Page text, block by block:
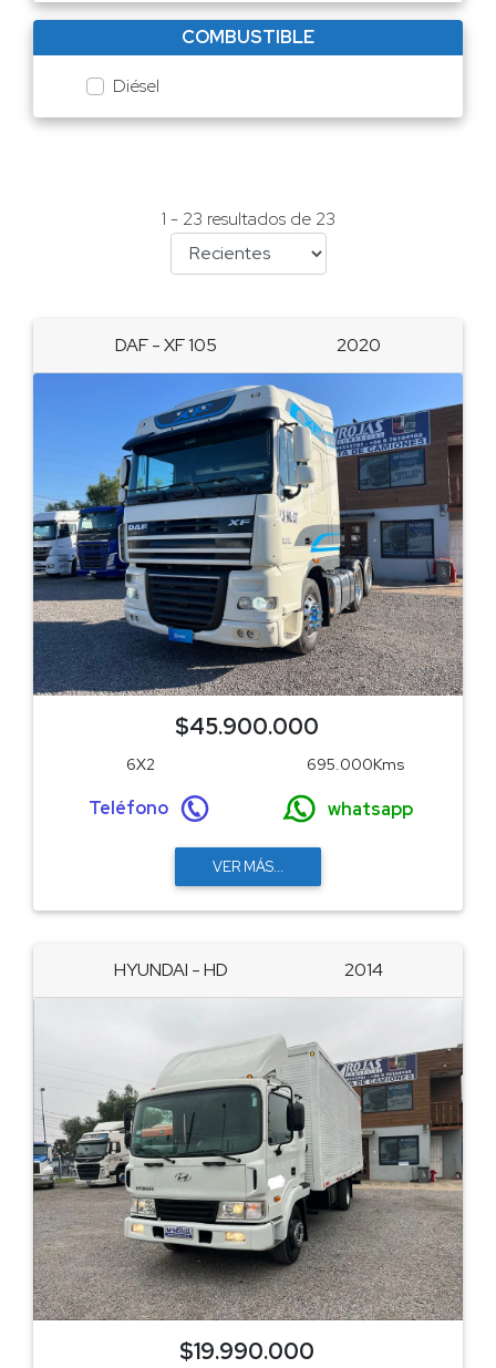
COMBUSTIBLE
Diésel
1 - 23 resultados de 23
DAF - XF 105 2020
$45.900.000
6X2 695.000Kms
Teléfono whatsapp
VER MÁS...
HYUNDAI - HD 2014
$19.990.000